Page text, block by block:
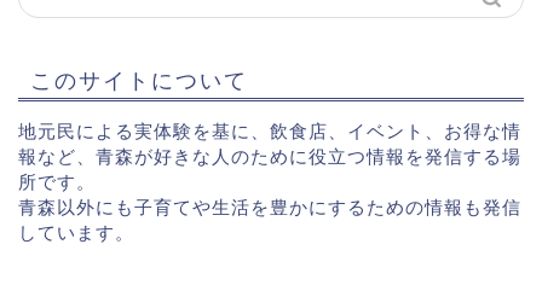
このサイトについて
地元民による実体験を基に、飲食店、イベント、お得な情
報など、青森が好きな人のために役立つ情報を発信する場
所です。
青森以外にも子育てや生活を豊かにするための情報も発信
しています。